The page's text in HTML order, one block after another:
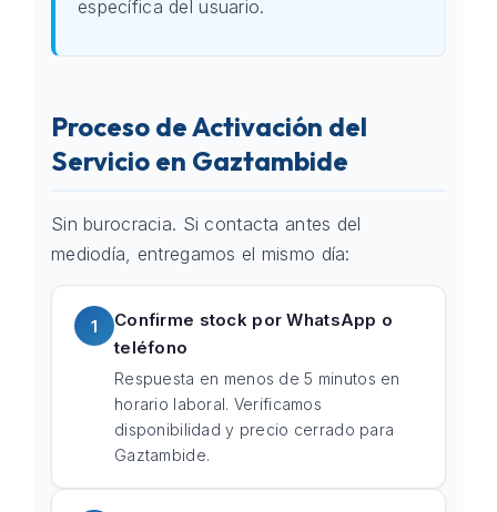
específica del usuario.
Proceso de Activación del
Servicio en Gaztambide
Sin burocracia. Si contacta antes del
mediodía, entregamos el mismo día:
1
Confirme stock por WhatsApp o
teléfono
Respuesta en menos de 5 minutos en
horario laboral. Verificamos
disponibilidad y precio cerrado para
Gaztambide.